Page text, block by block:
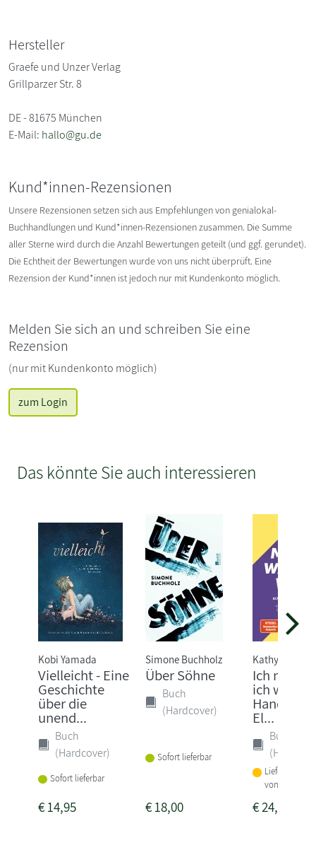
Hersteller
Graefe und Unzer Verlag
Grillparzer Str. 8
DE - 81675 München
E-Mail: hallo@gu.de
Kund*innen-Rezensionen
Unsere Rezensionen setzen sich aus Empfehlungen von genialokal-
Buchhandlungen und Kund*innen-Rezensionen zusammen. Die Summe
aller Sterne wird durch die Anzahl Bewertungen geteilt (und ggf. gerundet).
Die Echtheit der Bewertungen wurde von uns nicht überprüft. Eine
Rezension der Kund*innen ist jedoch nur mit Kundenkonto möglich.
Melden Sie sich an und schreiben Sie eine
Rezension
(nur mit Kundenkonto möglich)
zum Login
Das könnte Sie auch interessieren
Kobi Yamada
Vielleicht - Eine
Geschichte
über die
unend...
Buch
(Hardcover)
Sofort lieferbar
€14,95
Simone Buchholz
Über Söhne
Buch
(Hardcover)
Sofort lieferbar
€18,00
Kathy Weber
Ich mach,
ich will!
El...
Buch
Lieferbar
von 1-2
€24,90